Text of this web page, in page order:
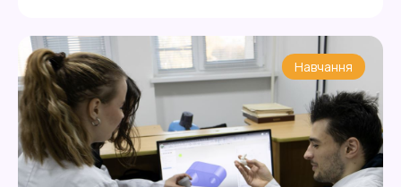
спеціальністю 132 Матеріалознавство. Захист
проходив у режимі відео-конференції на платформі
Zoom. Голова спеціалізованої вченої […]
Навчання